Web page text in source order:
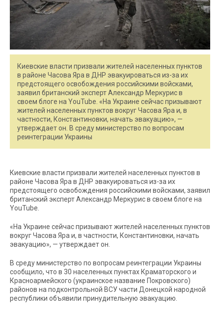
Киевские власти призвали жителей населенных пунктов
в районе Часова Яра в ДНР эвакуироваться из-за их
предстоящего освобождения российскими войсками,
заявил британский эксперт Александр Меркурис в
своем блоге на YouTube. «На Украине сейчас призывают
жителей населенных пунктов вокруг Часова Яра и, в
частности, Константиновки, начать эвакуацию», —
утверждает он. В среду министерство по вопросам
реинтеграции Украины
Киевские власти призвали жителей населенных пунктов в
районе Часова Яра в ДНР эвакуироваться из-за их
предстоящего освобождения российскими войсками, заявил
британский эксперт Александр Меркурис в своем блоге на
YouTube.
«На Украине сейчас призывают жителей населенных пунктов
вокруг Часова Яра и, в частности, Константиновки, начать
эвакуацию», — утверждает он.
В среду министерство по вопросам реинтеграции Украины
сообщило, что в 30 населенных пунктах Краматорского и
Красноармейского (украинское название Покровского)
районов на подконтрольной ВСУ части Донецкой народной
республики объявили принудительную эвакуацию.